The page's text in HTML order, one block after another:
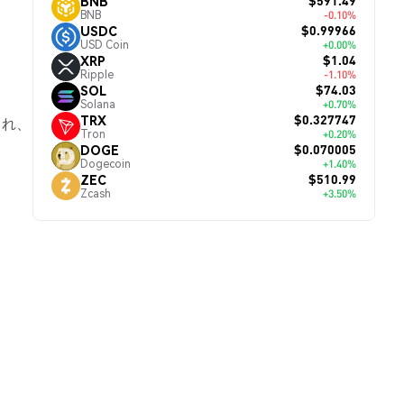
、
BNB -0.10%
USDC
USD Coin
$0.99966
+0.00%
XRP
Ripple
$1.04
-1.10%
SOL
Solana
$74.03
+0.70%
TRX
Tron
$0.327747
+0.20%
DOGE
Dogecoin
$0.070005
+1.40%
ZEC
Zcash
$510.99
+3.50%